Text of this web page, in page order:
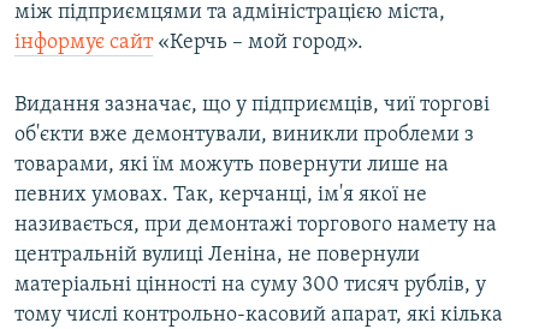
між підприємцями та адміністрацією міста,
інформує сайт«Керчь – мой город».
Видання зазначає, що у підприємців, чиї торгові
об'єкти вже демонтували, виникли проблеми з
товарами, які їм можуть повернути лише на
певних умовах. Так, керчанці, ім'я якої не
називається, при демонтажі торгового намету на
центральній вулиці Леніна, не повернули
матеріальні цінності на суму 300 тисяч рублів, у
тому числі контрольно-касовий апарат, які кілька